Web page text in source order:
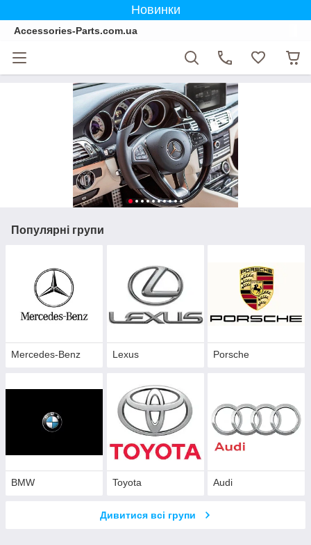
Новинки
Accessories-Parts.com.ua
Популярні групи
Mercedes-Benz Lexus Porsche
BMW Toyota Audi
Дивитися всі групи